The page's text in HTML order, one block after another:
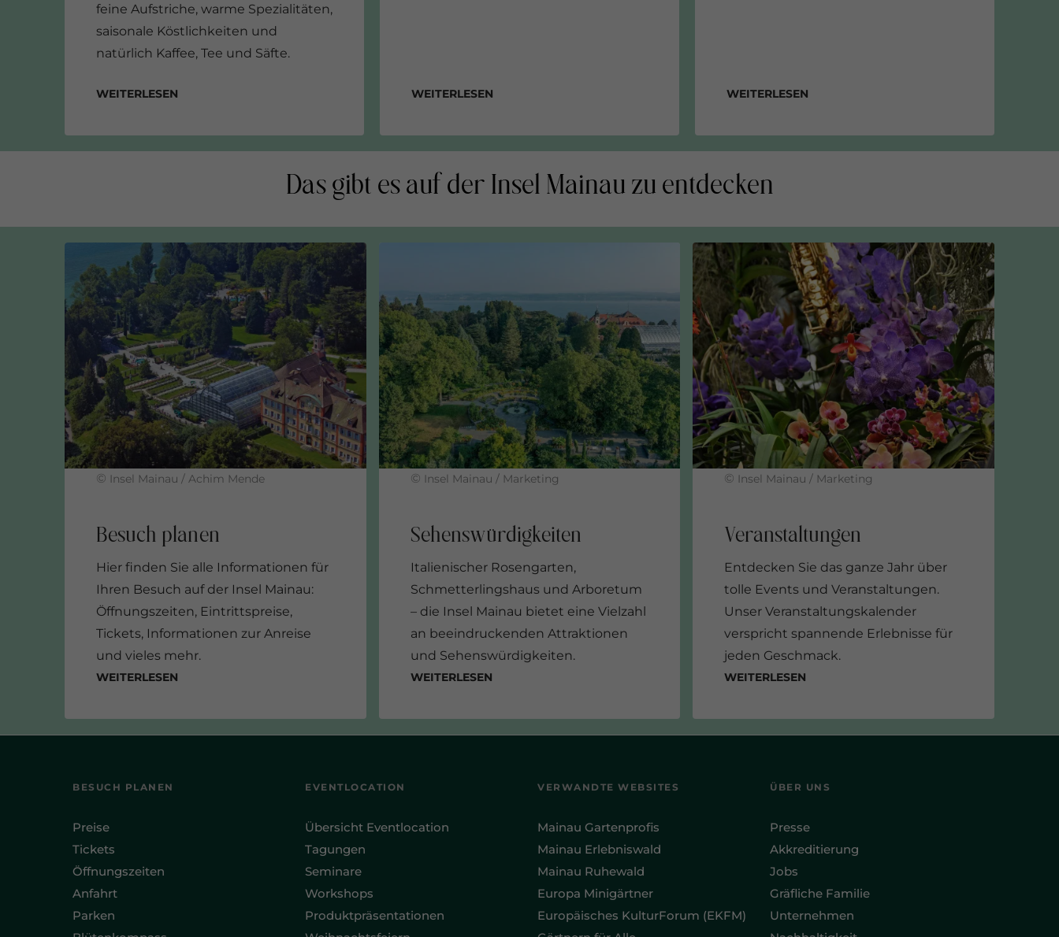
feine Aufstriche, warme Spezialitäten,
saisonale Köstlichkeiten und
natürlich Kaffee, Tee und Säfte.
Weiterlesen Weiterlesen Weiterlesen
Das gibt es auf der Insel Mainau zu entdecken
© Insel Mainau / Achim Mende
Hier finden Sie alle Informationen für
Ihren Besuch auf der Insel Mainau:
Öffnungszeiten, Eintrittspreise,
Tickets, Informationen zur Anreise
und vieles mehr.
Weiterlesen
© Insel Mainau / Marketing
Italienischer Rosengarten,
Schmetterlingshaus und Arboretum
– die Insel Mainau bietet eine Vielzahl
an beeindruckenden Attraktionen
und Sehenswürdigkeiten.
Weiterlesen
© Insel Mainau / Marketing
Entdecken Sie das ganze Jahr über
tolle Events und Veranstaltungen.
Unser Veranstaltungskalender
verspricht spannende Erlebnisse für
jeden Geschmack.
Weiterlesen
BESUCH PLANEN
Preise
Tickets
Öffnungszeiten
Anfahrt
Parken
EVENTLOCATION
Übersicht Eventlocation
Tagungen
Seminare
Workshops
Produktpräsentationen
VERWANDTE WEBSITES
Mainau Gartenprofis
Mainau Erlebniswald
Mainau Ruhewald
Europa Minigärtner
Europäisches KulturForum (EKFM)
ÜBER UNS
Presse
Akkreditierung
Jobs
Gräfliche Familie
Unternehmen